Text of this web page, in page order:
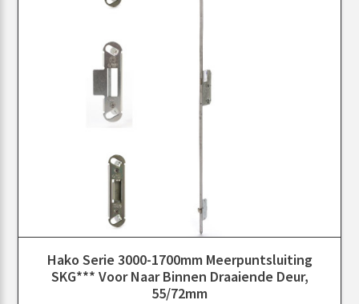
Hako Serie 3000-1700mm Meerpuntsluiting
SKG*** Voor Naar Binnen Draaiende Deur,
55/72mm